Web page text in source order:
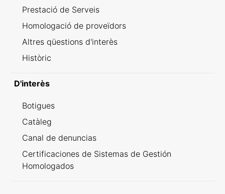
Prestació de Serveis
Homologació de proveïdors
Altres qüestions d'interès
Històric
D'interès
Botigues
Catàleg
Canal de denuncias
Certificaciones de Sistemas de Gestión
Homologados